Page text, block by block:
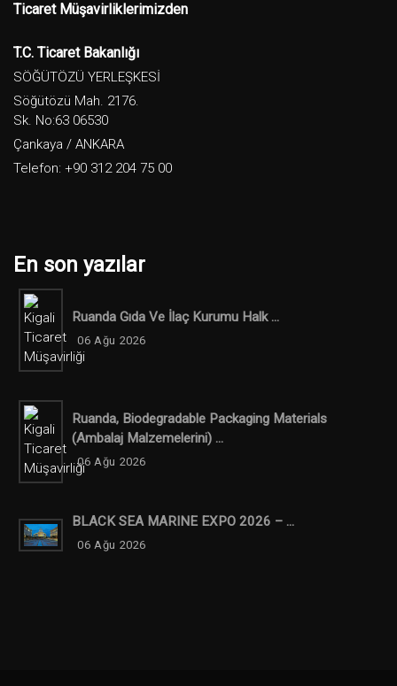
Ticaret Müşavirliklerimizden
T.C. Ticaret Bakanlığı
SÖĞÜTÖZÜ YERLEŞKESİ
Söğütözü Mah. 2176.
Sk. No:63 06530
Çankaya / ANKARA
Telefon: +90 312 204 75 00
En son yazılar
Ruanda Gıda Ve İlaç Kurumu Halk ...
06 Ağu 2026
Ruanda, Biodegradable Packaging Materials
(ambalaj Malzemelerini) ...
06 Ağu 2026
BLACK SEA MARINE EXPO 2026 – ...
06 Ağu 2026